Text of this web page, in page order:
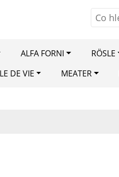
ALFA FORNI RÖSLE
DE VIE MEATER